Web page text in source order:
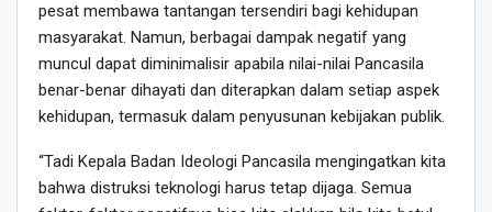
pesat membawa tantangan tersendiri bagi kehidupan
masyarakat. Namun, berbagai dampak negatif yang
muncul dapat diminimalisir apabila nilai-nilai Pancasila
benar-benar dihayati dan diterapkan dalam setiap aspek
kehidupan, termasuk dalam penyusunan kebijakan publik.
“Tadi Kepala Badan Ideologi Pancasila mengingatkan kita
bahwa distruksi teknologi harus tetap dijaga. Semua